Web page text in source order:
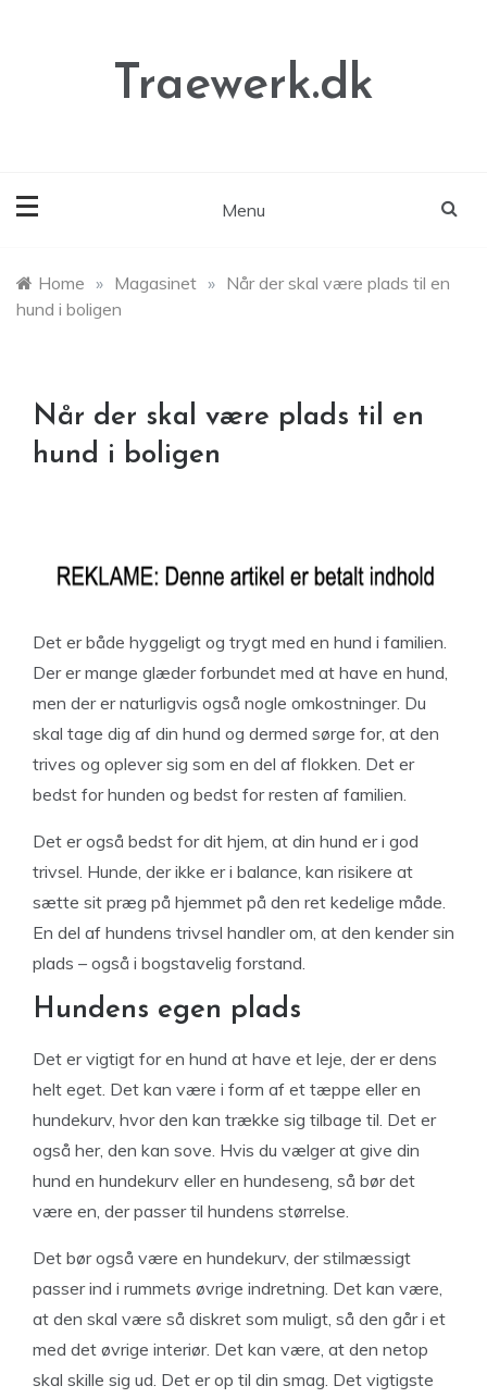
Traewerk.dk
Menu
Home » Magasinet » Når der skal være plads til en
hund i boligen
Når der skal være plads til en
hund i boligen
Det er både hyggeligt og trygt med en hund i familien.
Der er mange glæder forbundet med at have en hund,
men der er naturligvis også nogle omkostninger. Du
skal tage dig af din hund og dermed sørge for, at den
trives og oplever sig som en del af flokken. Det er
bedst for hunden og bedst for resten af familien.
Det er også bedst for dit hjem, at din hund er i god
trivsel. Hunde, der ikke er i balance, kan risikere at
sætte sit præg på hjemmet på den ret kedelige måde.
En del af hundens trivsel handler om, at den kender sin
plads – også i bogstavelig forstand.
Hundens egen plads
Det er vigtigt for en hund at have et leje, der er dens
helt eget. Det kan være i form af et tæppe eller en
hundekurv, hvor den kan trække sig tilbage til. Det er
også her, den kan sove. Hvis du vælger at give din
hund en hundekurv eller en hundeseng, så bør det
være en, der passer til hundens størrelse.
Det bør også være en hundekurv, der stilmæssigt
passer ind i rummets øvrige indretning. Det kan være,
at den skal være så diskret som muligt, så den går i et
med det øvrige interiør. Det kan være, at den netop
skal skille sig ud. Det er op til din smag. Det vigtigste